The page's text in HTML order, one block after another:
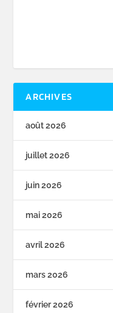
ARCHIVES
août 2026
juillet 2026
juin 2026
mai 2026
avril 2026
mars 2026
février 2026